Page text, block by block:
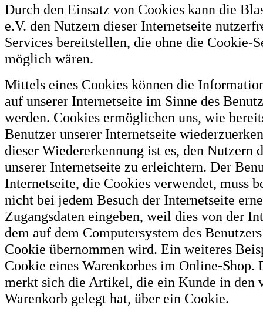
Durch den Einsatz von Cookies kann die
e.V. den Nutzern dieser Internetseite
Services bereitstellen, die ohne die Cookie-
möglich wären.
Mittels eines Cookies können die
auf unserer Internetseite im Sinne des
werden. Cookies ermöglichen uns, wie
Benutzer unserer Internetseite
dieser Wiedererkennung ist es, den Nutzern
unserer Internetseite zu erleichtern. Der
Internetseite, die Cookies verwendet, muss
nicht bei jedem Besuch der Internetseite
Zugangsdaten eingeben, weil dies von der
dem auf dem Computersystem des
Cookie übernommen wird. Ein weiteres
Cookie eines Warenkorbes im Online-Shop.
merkt sich die Artikel, die ein Kunde in den
Warenkorb gelegt hat, über ein Cookie.